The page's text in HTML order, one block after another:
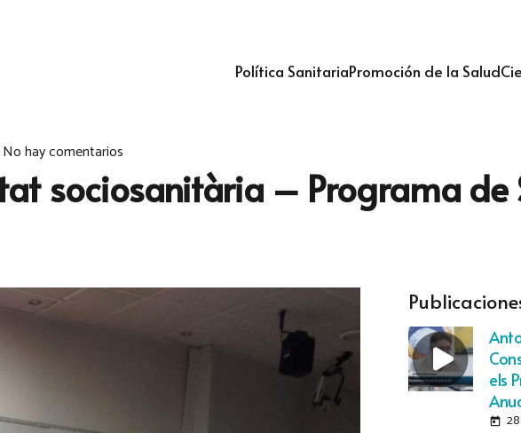
Política SanitariaPromoción de la Salud
No hay comentarios
sociosanitària – Programa de
els
today